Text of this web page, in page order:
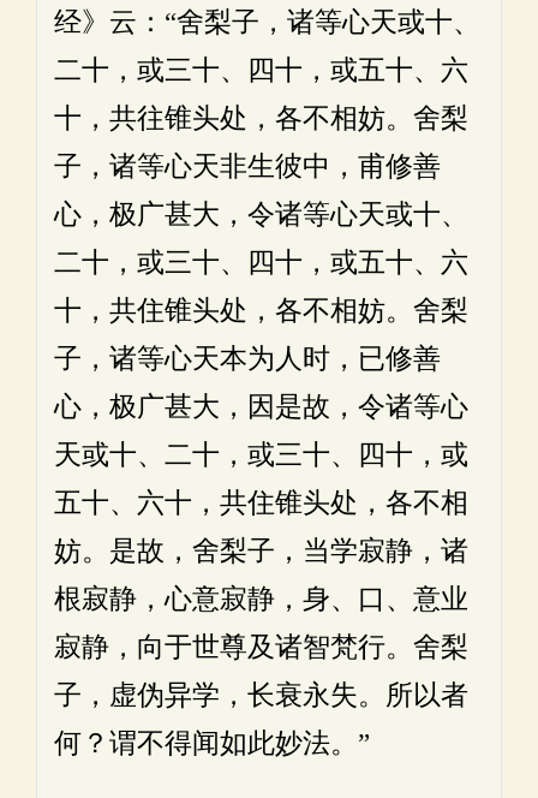
经》云：“舍梨子，诸等心天或十、
二十，或三十、四十，或五十、六
十，共往锥头处，各不相妨。舍梨
子，诸等心天非生彼中，甫修善
心，极广甚大，令诸等心天或十、
二十，或三十、四十，或五十、六
十，共住锥头处，各不相妨。舍梨
子，诸等心天本为人时，已修善
心，极广甚大，因是故，令诸等心
天或十、二十，或三十、四十，或
五十、六十，共住锥头处，各不相
妨。是故，舍梨子，当学寂静，诸
根寂静，心意寂静，身、口、意业
寂静，向于世尊及诸智梵行。舍梨
子，虚伪异学，长衰永失。所以者
何？谓不得闻如此妙法。”